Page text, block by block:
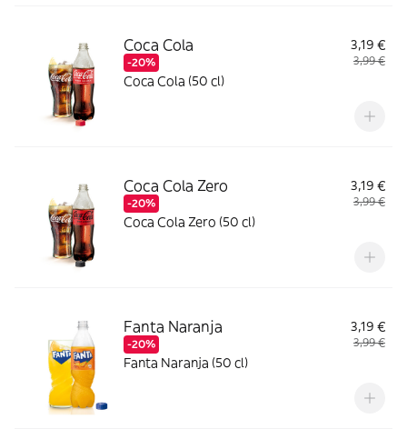
Coca Cola
-20%
3,19 €
3,99 €
Coca Cola (50 cl)
Coca Cola Zero
-20%
3,19 €
3,99 €
Coca Cola Zero (50 cl)
Fanta Naranja
-20%
3,19 €
3,99 €
Fanta Naranja (50 cl)